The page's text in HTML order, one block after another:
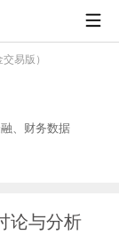
易版）
、财务数据
论与分析